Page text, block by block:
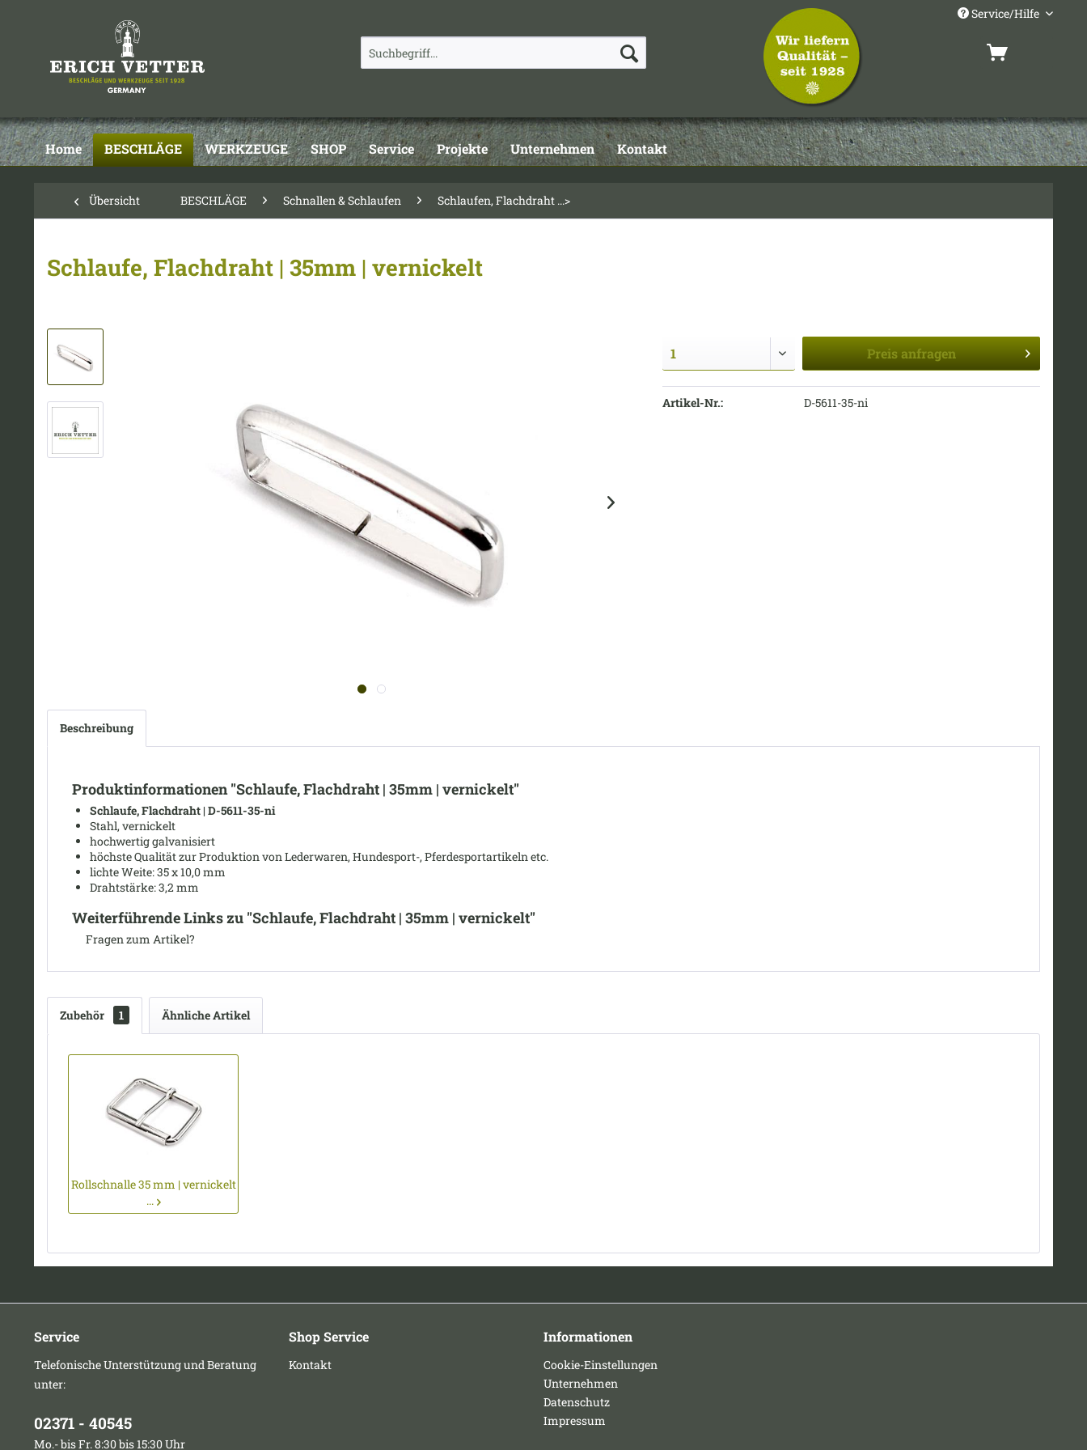
Service/Hilfe
Home BESCHLÄGE WERKZEUGE SHOP Service Projekte Unternehmen Kontakt
Übersicht BESCHLÄGE Schnallen & Schlaufen Schlaufen, Flachdraht ...>
Schlaufe, Flachdraht | 35mm | vernickelt
Preis anfragen
Artikel-Nr.: D-5611-35-ni
Beschreibung
Produktinformationen "Schlaufe, Flachdraht | 35mm | vernickelt"
Schlaufe, Flachdraht | D-5611-35-ni
Stahl, vernickelt
hochwertig galvanisiert
höchste Qualität zur Produktion von Lederwaren, Hundesport-, Pferdesportartikeln etc.
lichte Weite: 35 x 10,0 mm
Drahtstärke: 3,2 mm
Weiterführende Links zu "Schlaufe, Flachdraht | 35mm | vernickelt"
Fragen zum Artikel?
Zubehör 1 Ähnliche Artikel
Rollschnalle 35 mm | vernickelt
...
Service
Telefonische Unterstützung und Beratung
unter:
02371 - 40545
Mo.- bis Fr. 8:30 bis 15:30 Uhr
Shop Service
Kontakt
Informationen
Cookie-Einstellungen
Unternehmen
Datenschutz
Impressum